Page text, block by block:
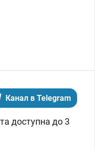
Канал в Telegram
доступна до 3